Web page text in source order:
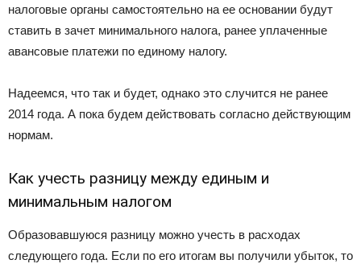
налоговые органы самостоятельно на ее основании будут
ставить в зачет минимального налога, ранее уплаченные
авансовые платежи по единому налогу.
Надеемся, что так и будет, однако это случится не ранее
2014 года. А пока будем действовать согласно действующим
нормам.
Как учесть разницу между единым и
минимальным налогом
Образовавшуюся разницу можно учесть в расходах
следующего года. Если по его итогам вы получили убыток, то